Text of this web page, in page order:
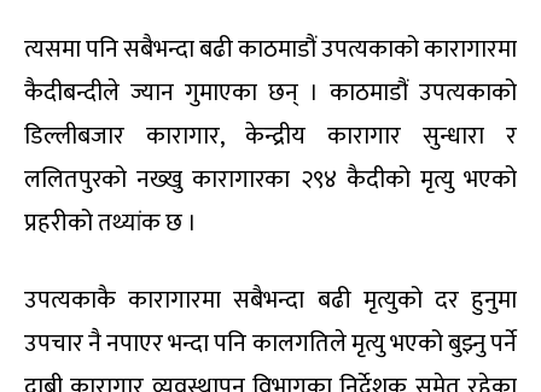
त्यसमा पनि सबैभन्दा बढी काठमाडौं उपत्यकाको कारागारमा
कैदीबन्दीले ज्यान गुमाएका छन् । काठमाडौं उपत्यकाको
डिल्लीबजार कारागार, केन्द्रीय कारागार सुन्धारा र
ललितपुरको नख्खु कारागारका २९४ कैदीको मृत्यु भएको
प्रहरीको तथ्यांक छ ।
उपत्यकाकै कारागारमा सबैभन्दा बढी मृत्युको दर हुनुमा
उपचार नै नपाएर भन्दा पनि कालगतिले मृत्यु भएको बुझ्नु पर्ने